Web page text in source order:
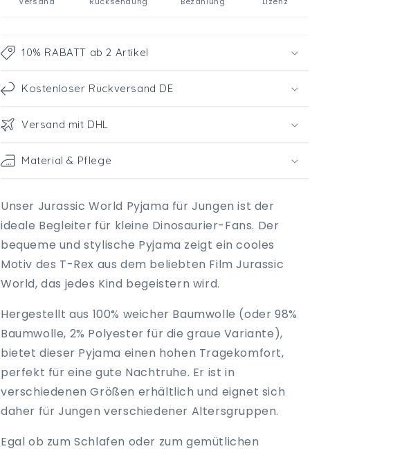
10% RABATT ab 2 Artikel
Kostenloser Rückversand DE
Versand mit DHL
Material & Pflege
Unser Jurassic World Pyjama für Jungen ist der
ideale Begleiter für kleine Dinosaurier-Fans. Der
bequeme und stylische Pyjama zeigt ein cooles
Motiv des T-Rex aus dem beliebten Film Jurassic
World, das jedes Kind begeistern wird.
Hergestellt aus 100% weicher Baumwolle (oder 98%
Baumwolle, 2% Polyester für die graue Variante),
bietet dieser Pyjama einen hohen Tragekomfort,
perfekt für eine gute Nachtruhe. Er ist in
verschiedenen Größen erhältlich und eignet sich
daher für Jungen verschiedener Altersgruppen.
Egal ob zum Schlafen oder zum gemütlichen